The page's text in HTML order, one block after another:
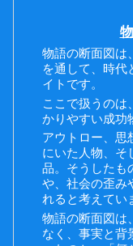
物語の断面図は
を通して、時代
イトです。
ここで扱うのは
かりやすい成功
アウトロー、思
にいた人物、そ
品。そうしたも
や、社会の歪み
れると考えてい
物語の断面図は
なく、事実と背